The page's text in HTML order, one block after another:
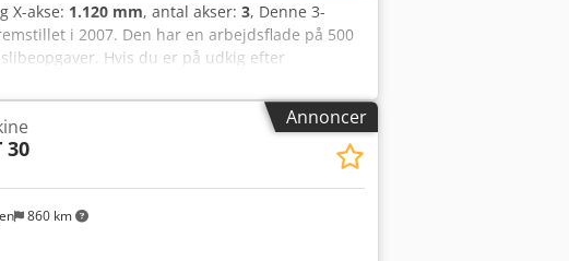
X-akse: 1.120 mm, antal akser: 3, Denne 3-
i 2007. Den har en arbejdsflade på 500
Hvis du er på udkig efter
MB100-maskine, som vi tilbyder til salg.
Annoncer
860 km
30